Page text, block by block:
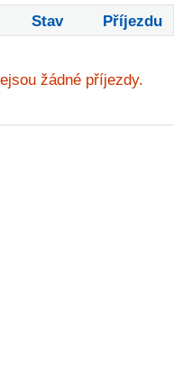
Stav Příjezdu
žádné příjezdy.